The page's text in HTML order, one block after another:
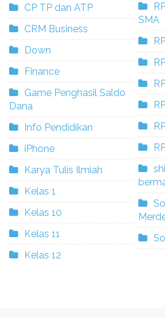
CP TP dan ATP
CRM Business
Down
Finance
Game Penghasil Saldo
Dana
Info Pendidikan
iPhone
Karya Tulis Ilmiah
Kelas 1
Kelas 10
Kelas 11
Kelas 12
SMA